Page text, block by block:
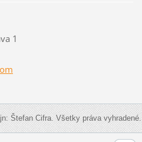
1
Štefan Cifra. Všetky práva vyhradené.